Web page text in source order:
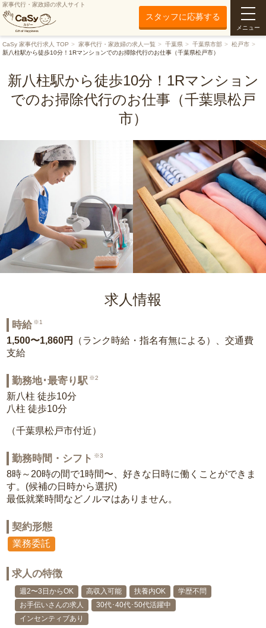
家事代行・家政婦の求人サイト
スタッフに応募する
メニュー
CaSy 家事代行求人 TOP 家事代行・家政婦の求人一覧 千葉県 千葉県市部
松戸市
新八柱駅から徒歩10分！1Rマンションでのお掃除代行のお仕事（千葉県松戸市）
新八柱駅から徒歩10分！1Rマンション
でのお掃除代行のお仕事（千葉県松戸
市）
求人情報
時給 ※1
1,500〜1,860円
（ランク時給・指名有無による）、交通費
支給
勤務地･最寄り駅 ※2
新八柱 徒歩10分
八柱 徒歩10分
（千葉県松戸市付近）
勤務時間・シフト ※3
8時～20時の間で1時間〜、好きな日時に働くことができま
す。(候補の日時から選択)
最低就業時間などノルマはありません。
契約形態
業務委託
求人の特徴
週2〜3日からOK 高収入可能 扶養内OK
学歴不問
お手伝いさんの求人
30代･40代･50代活躍中
インセンティブあり